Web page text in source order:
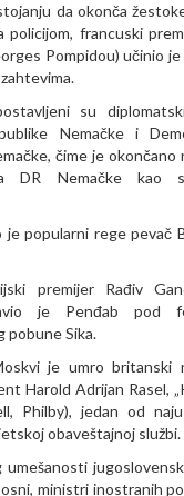
da okonča
policijom, francuski
Pompidou) učinio
su
Nemačke i
čime je okončano
DR Nemačke kao
je popularni rege pevač
premijer Rađiv
je Penđab pod
pobune Sika.
je umro britanski
Harold Adrijan Rasel,
Philby), jedan od
obaveštajnoj službi.
umešanosti
ministri inostranih